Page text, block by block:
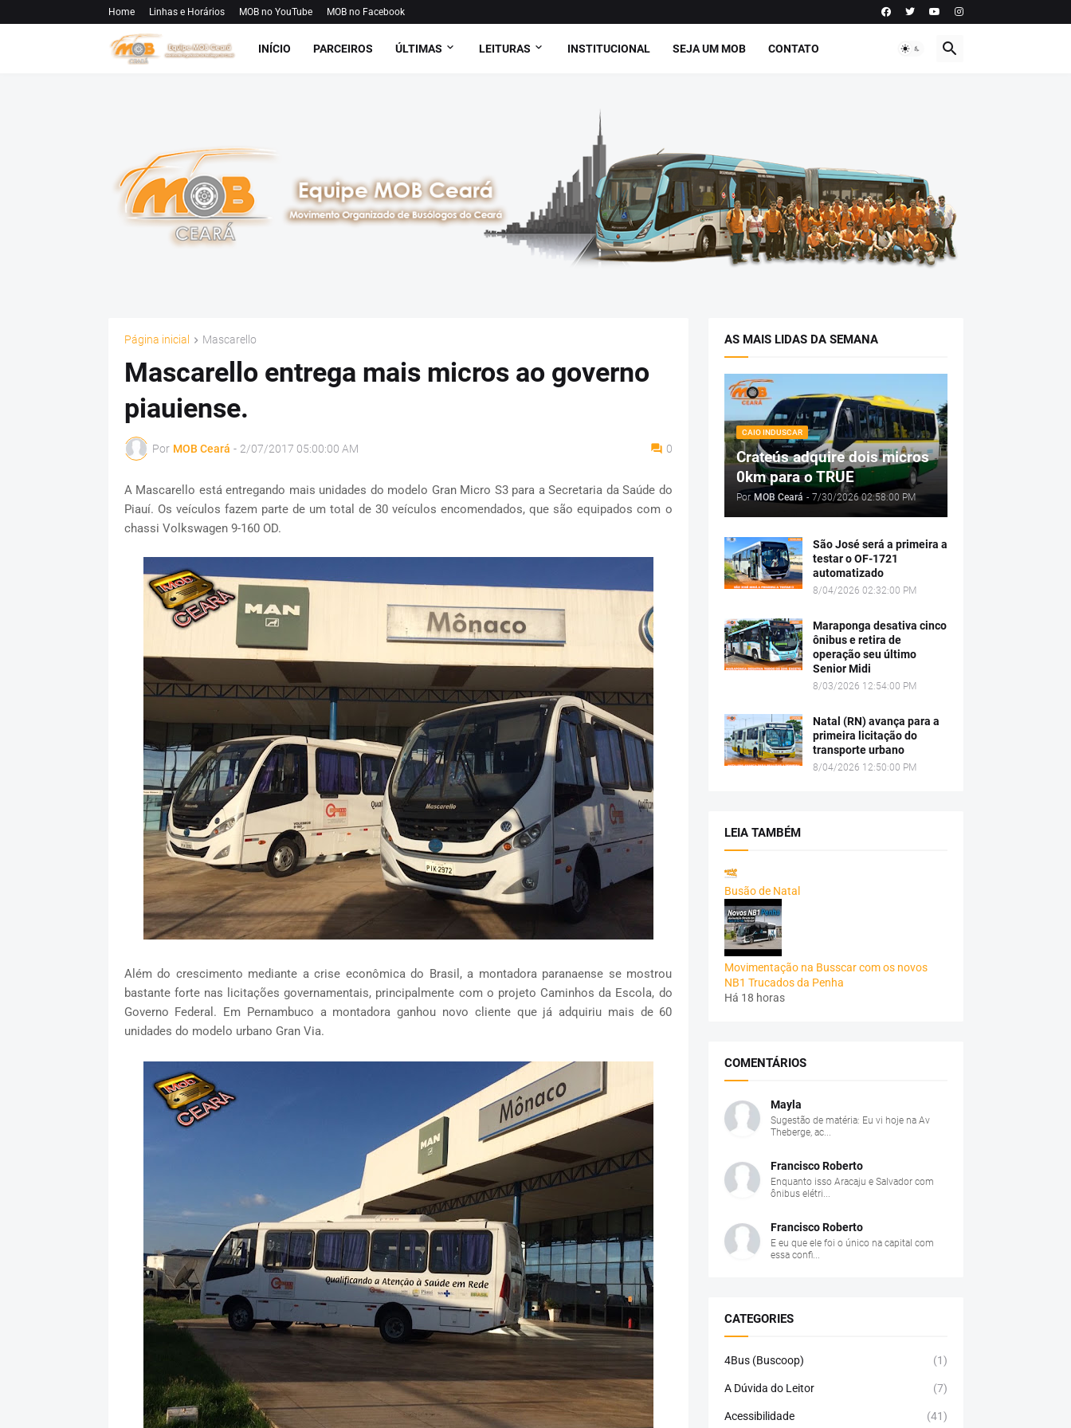
Home Linhas e Horários MOB no YouTube MOB no Facebook
INÍCIO PARCEIROS ÚLTIMAS LEITURAS INSTITUCIONAL SEJA UM MOB CONTATO
Página inicial Mascarello
Mascarello entrega mais micros ao governo
piauiense.
Por MOB Ceará - 2/07/2017 05:00:00 AM 0
A Mascarello está entregando mais unidades do modelo Gran Micro S3 para a Secretaria da Saúde do
Piauí. Os veículos fazem parte de um total de 30 veículos encomendados, que são equipados com o
chassi Volkswagen 9-160 OD.
Além do crescimento mediante a crise econômica do Brasil, a montadora paranaense se mostrou
bastante forte nas licitações governamentais, principalmente com o projeto Caminhos da Escola, do
Governo Federal. Em Pernambuco a montadora ganhou novo cliente que já adquiriu mais de 60
unidades do modelo urbano Gran Via.
AS MAIS LIDAS DA SEMANA
CAIO INDUSCAR
Crateús adquire dois micros
0km para o TRUE
Por MOB Ceará - 7/30/2026 02:58:00 PM
São José será a primeira a
testar o OF-1721
automatizado
8/04/2026 02:32:00 PM
Maraponga desativa cinco
ônibus e retira de
operação seu último
Senior Midi
8/03/2026 12:54:00 PM
Natal (RN) avança para a
primeira licitação do
transporte urbano
8/04/2026 12:50:00 PM
LEIA TAMBÉM
Busão de Natal
Movimentação na Busscar com os novos
NB1 Trucados da Penha
Há 18 horas
COMENTÁRIOS
Mayla
Sugestão de matéria: Eu vi hoje na Av
Theberge, ac...
Francisco Roberto
Enquanto isso Aracaju e Salvador com
ônibus elétri...
Francisco Roberto
E eu que ele foi o único na capital com
essa confi...
CATEGORIES
4Bus (Buscoop) (1)
A Dúvida do Leitor (7)
Acessibilidade (41)